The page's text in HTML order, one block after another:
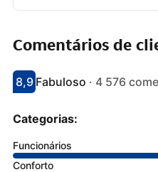
Comentários de
Pontuado com 8.9
8,9
Avaliado como fabuloso
Fabuloso · 4 576
Categorias:
Funcionários
Conforto